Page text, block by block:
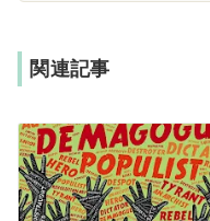
関連記事